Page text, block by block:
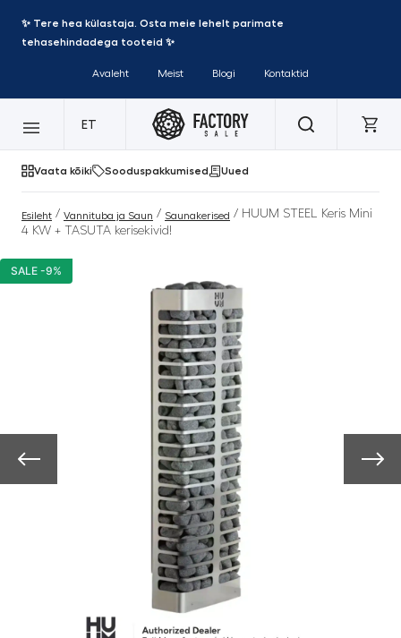
✨ Tere hea külastaja. Osta meie lehelt parimate
tehasehindadega tooteid ✨
Avaleht Meist Blogi Kontaktid
ET
Vaata kõiki Sooduspakkumised Uued
Esileht / Vannituba ja Saun / Saunakerised / HUUM STEEL Keris Mini
4 KW + TASUTA kerisekivid!
SALE -9%